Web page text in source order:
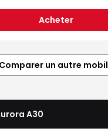
Acheter
Comparer un autre
A30